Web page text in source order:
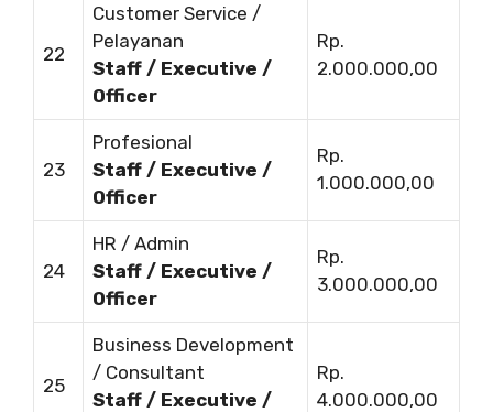
22
Customer Service /
Pelayanan
Staff / Executive /
Officer
Rp.
2.000.000,00
23
Profesional
Staff / Executive /
Officer
Rp.
1.000.000,00
24
HR / Admin
Staff / Executive /
Officer
Rp.
3.000.000,00
25
Business Development
/ Consultant
Staff / Executive /
Rp.
4.000.000,00